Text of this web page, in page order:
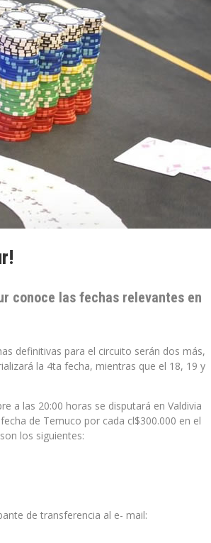
conoce las fechas relevantes en
definitivas para el circuito serán dos más,
la 4ta fecha, mientras que el 18, 19 y
a las 20:00 horas se disputará en Valdivia
de Temuco por cada cl$300.000 en el
los siguientes:
de transferencia al e- mail: